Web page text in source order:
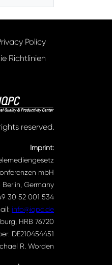
Policy
Richtlinien
reserved.
Imprint:
mbH
Berlin, Germany
30 52 001 534
info@iqpc.de
HRB 76720
DE210454451
R. Worden